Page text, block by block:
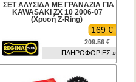
ΣΕΤ ΑΛΥΣΙΔΑ ΜΕ ΓΡΑΝΑΖΙΑ ΓΙΑ
KAWASAKI ZX 10 2006-07
(Χρυσή Z-Ring)
169 €
209.56 €
ΠΛΗΡΟΦΟΡΙΕΣ »